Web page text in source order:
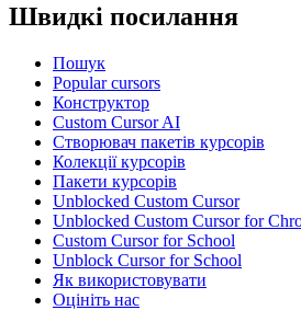
Швидкі посилання
Пошук
Popular cursors
Конструктор
Custom Cursor AI
Створювач пакетів курсорів
Колекції курсорів
Пакети курсорів
Unblocked Custom Cursor
Unblocked Custom Cursor for
Custom Cursor for School
Unblock Cursor for School
Як використовувати
Оцініть нас